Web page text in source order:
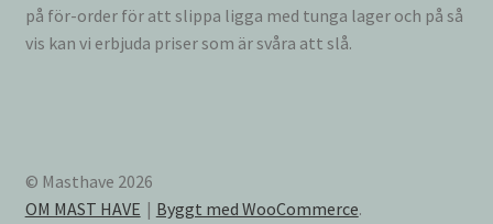
på för-order för att slippa ligga med tunga lager och på så
vis kan vi erbjuda priser som är svåra att slå.
© Masthave 2026
OM MAST HAVE
Byggt med WooCommerce.